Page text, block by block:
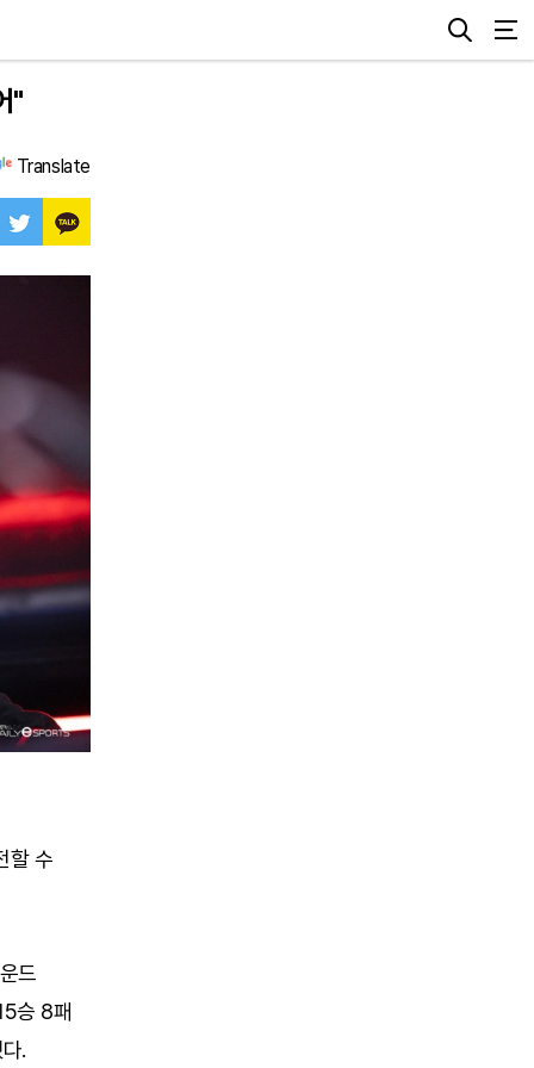
"
Translate
할 수
드
승 8패
.